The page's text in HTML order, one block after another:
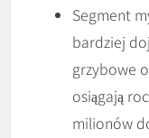
Segment
bardziej
grzybowe
osiągają
milionów